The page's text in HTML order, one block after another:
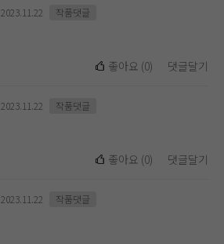
2023.11.22 작품댓글
좋아요 (0) 댓글달기
2023.11.22 작품댓글
좋아요 (0) 댓글달기
2023.11.22 작품댓글